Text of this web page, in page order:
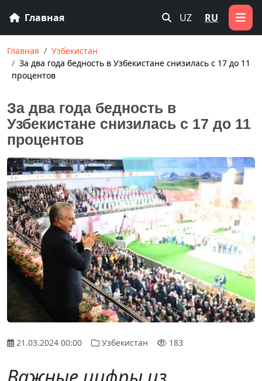
Главная UZ RU
Главная
Узбекистан
За два года бедность в Узбекистане снизилась с 17 до 11
процентов
За два года бедность в
Узбекистане снизилась с 17 до 11
процентов
21.03.2024 00:00 Узбекистан 183